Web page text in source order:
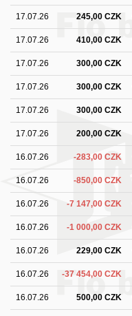
17.07.26 245,00 CZK
17.07.26 410,00 CZK
17.07.26 300,00 CZK
17.07.26 300,00 CZK
17.07.26 300,00 CZK
17.07.26 200,00 CZK
16.07.26 -283,00 CZK
16.07.26 -850,00 CZK
16.07.26 -7 147,00 CZK
16.07.26 -1 000,00 CZK
16.07.26 229,00 CZK
16.07.26 -37 454,00 CZK
16.07.26 500,00 CZK